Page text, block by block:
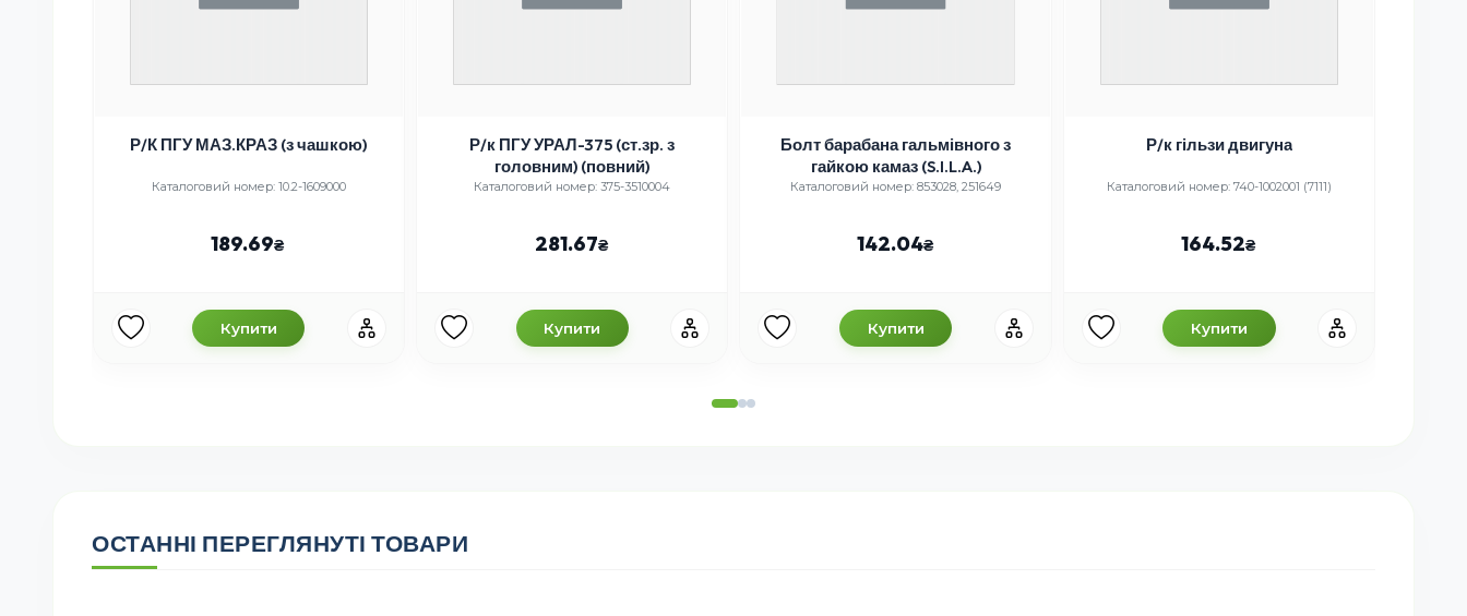
Р/К ПГУ МАЗ.КРАЗ (з чашкою)
Каталоговий номер: 10.2-1609000
189.69
Купити
Р/к ПГУ УРАЛ-375 (ст.зр. з
головним) (повний)
Каталоговий номер: 375-3510004
281.67
Купити
Болт барабана гальмівного з
гайкою камаз (S.I.L.A.)
Каталоговий номер: 853028, 251649
142.04
Купити
Р/к гільзи двигуна
Каталоговий номер: 740-1002001 (7111)
164.52
Купити
ОСТАННІ ПЕРЕГЛЯНУТІ ТОВАРИ